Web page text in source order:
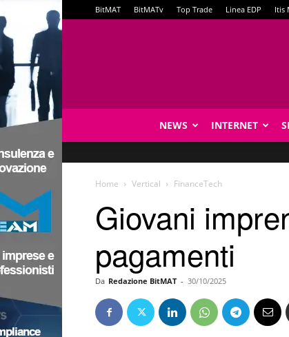
BitMAT BitMATv Top Trade Linea EDP Itis
NEWS INTERNET
Home Vertical FinanceTech
Giovani
pagamenti
Da Redazione BitMAT - 30/10/2025